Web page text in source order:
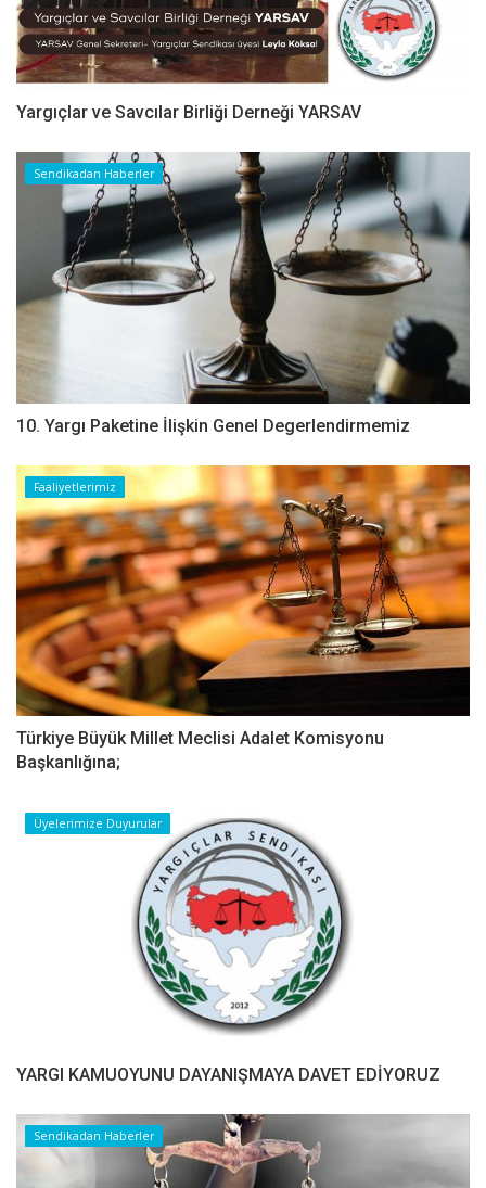
Yargıçlar ve Savcılar Birliği Derneği YARSAV
Sendikadan Haberler
10. Yargı Paketine İlişkin Genel Degerlendirmemiz
Faaliyetlerimiz
Türkiye Büyük Millet Meclisi Adalet Komisyonu
Başkanlığına;
Üyelerimize Duyurular
YARGI KAMUOYUNU DAYANIŞMAYA DAVET EDİYORUZ
Sendikadan Haberler